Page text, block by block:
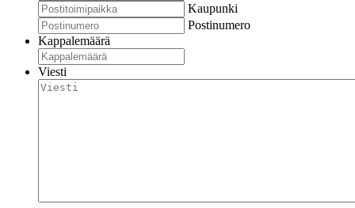
Kaupunki
Postinumero
Kappalemäärä
Viesti